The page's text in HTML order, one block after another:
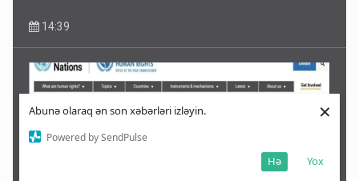
Abunə olaraq ən son xəbərləri izləyin.
Powered by SendPulse
Yox
Hə
×
14:39